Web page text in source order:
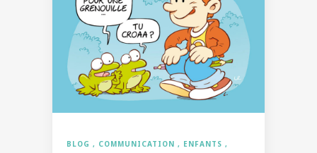
BLOG COMMUNICATION
ENFANTS